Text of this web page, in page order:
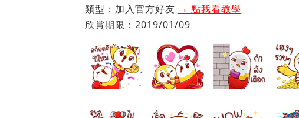
類型：加入官方好友 → 點我看教學
欣賞期限：2019/01/09